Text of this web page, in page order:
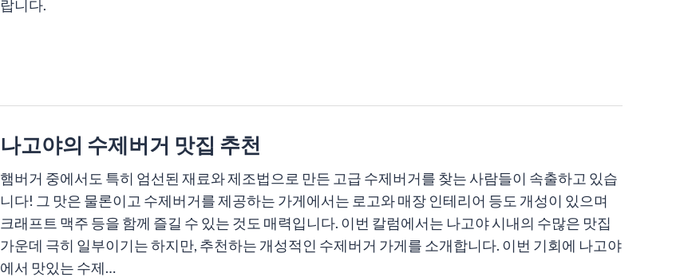
랍니다.
나고야의 수제버거 맛집 추천
햄버거 중에서도 특히 엄선된 재료와 제조법으로 만든 고급 수제버거를 찾는 사람들이 속출하고 있습
니다! 그 맛은 물론이고 수제버거를 제공하는 가게에서는 로고와 매장 인테리어 등도 개성이 있으며
크래프트 맥주 등을 함께 즐길 수 있는 것도 매력입니다. 이번 칼럼에서는 나고야 시내의 수많은 맛집
가운데 극히 일부이기는 하지만, 추천하는 개성적인 수제버거 가게를 소개합니다. 이번 기회에 나고야
에서 맛있는 수제…